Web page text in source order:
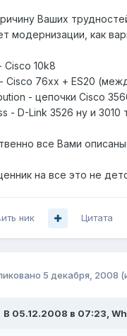
Ваших
модернизации, как
Cisco 10k8
Cisco 76xx + ES20
- цепочки Cisco
- D-Link 3526 ну и
все Вами
на все это не
ник Цитата
5 декабря, 2008
В 05.12.2008 в 07:23,